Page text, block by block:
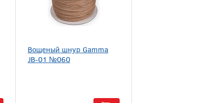
Вощеный шнур Gamma
JB-01 №060